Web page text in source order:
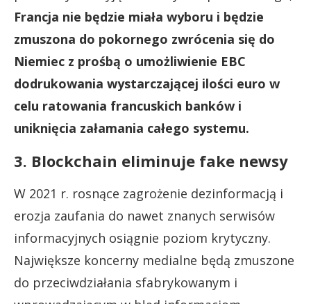
Francja nie będzie miała wyboru i będzie
zmuszona do pokornego zwrócenia się do
Niemiec z prośbą o umożliwienie EBC
dodrukowania wystarczającej ilości euro w
celu ratowania francuskich banków i
uniknięcia załamania całego systemu.
3. Blockchain eliminuje fake newsy
W 2021 r. rosnące zagrożenie dezinformacją i
erozja zaufania do nawet znanych serwisów
informacyjnych osiągnie poziom krytyczny.
Największe koncerny medialne będą zmuszone
do przeciwdziałania sfabrykowanym i